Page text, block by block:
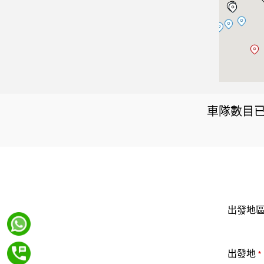
車隊數目
出發地
出發地 *